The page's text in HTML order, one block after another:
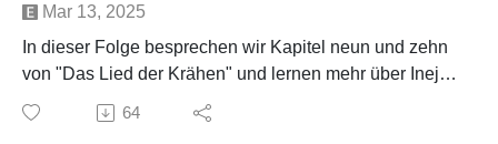
Mar 13, 2025
In dieser Folge besprechen wir Kapitel neun und zehn
von "Das Lied der Krähen" und lernen mehr über Inej
und Kaz und ihre Traumata.
64